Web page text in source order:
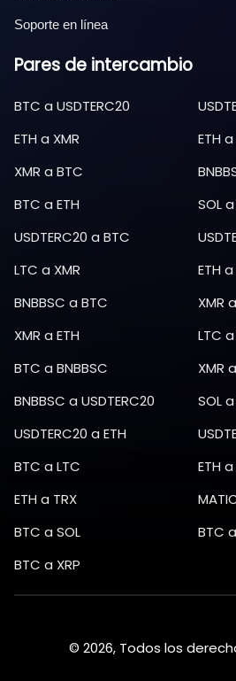
Soporte en línea
Pares de intercambio
BTC a USDTERC20
ETH a XMR ETH a
XMR a BTC
BTC a ETH SOLa
USDTERC20 a BTC
LTC a XMR ETH a
BNBBSC a BTC XMR a
XMR a ETH LTC a
BTC a BNBBSC XMR a
BNBBSC a USDTERC20 SOLa
USDTERC20 a ETH
BTC a LTC ETH a
ETH a TRX
BTC a SOL BTC a
BTC a XRP
© 2026, Todos los